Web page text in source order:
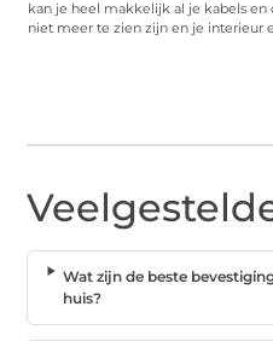
kan je heel makkelijk al je kabels
niet meer te zien zijn en je interieur
Wat zijn de beste
huis?